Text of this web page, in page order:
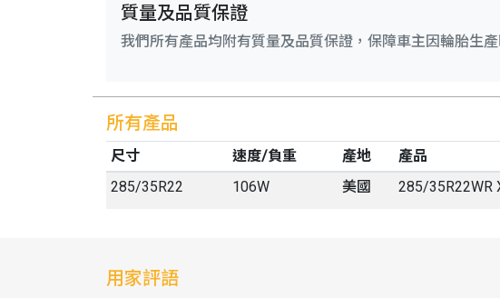
質量及品質保證
我們所有產品均附有質量及品質保證，保障車主因輪胎生
所有產品
尺寸 速度/負重 產地 產品
285/35R22 106W 美國 285/35R22WR
用家評語